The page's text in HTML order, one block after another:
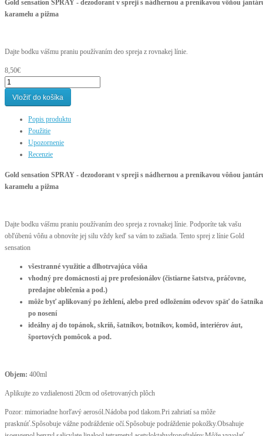
Gold sensation SPRAY - dezodorant v spreji s nádhernou a prenikavou vôňou
karamelu a pižma
Dajte bodku vášmu praniu používaním deo spreja z rovnakej línie.
8,50€
Vložiť do košíka
Popis produktu
Použitie
Upozornenie
Recenzie
Gold sensation SPRAY - dezodorant v spreji s nádhernou a prenikavou vôňou
karamelu a pižma
Dajte bodku vášmu praniu používaním deo spreja z rovnakej línie. Podporíte tak vašu
obľúbenú vôňu a obnovíte jej silu vždy keď sa vám to zažiada. Tento sprej z línie Gold
sensation
všestranné využitie a dlhotrvajúca vôňa
vhodný pre domácnosti aj pre profesionálov (čistiarne šatstva, práčovne,
predajne oblečenia a pod.)
môže byť aplikovaný po žehlení, alebo pred odložením odevov späť do šatníka
po nosení
ideálny aj do topánok, skríň, šatníkov, botníkov, komôd, interiérov áut,
športových pomôcok a pod.
Objem: 400ml
Aplikujte zo vzdialenosti 20cm od ošetrovaných plôch
Pozor: mimoriadne horľavý aerosól.Nádoba pod tlakom.Pri zahriatí sa môže
prasknúť.Spôsobuje vážne podráždenie očí.Spôsobuje podráždenie pokožky.Obsahuje